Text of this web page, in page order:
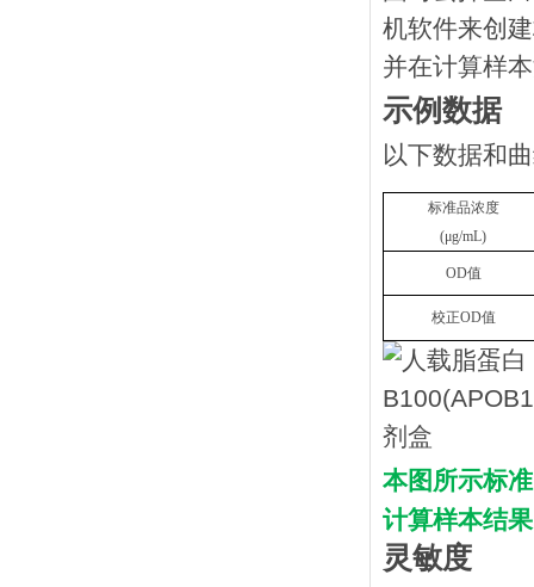
机软件来创
并在计算样
示例数据
以下数据和
标准品浓度
(μg/mL)
OD值
校正OD值
本图所示标
计算样本结果
灵敏度